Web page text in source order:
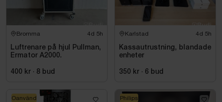
Bromma 4d 5h
Luftrenare på hjul Pullman,
Ermator A2000.
400 kr · 8 bud
Karlstad 4d 5h
Kassautrustning, blandade
enheter
350 kr · 6 bud
Oanvänd Philips